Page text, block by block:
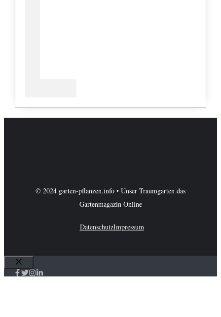
© 2024 garten-pflanzen.info • Unser Traumgarten das
Gartenmagazin Online
DatenschutzImpressum
Schließen